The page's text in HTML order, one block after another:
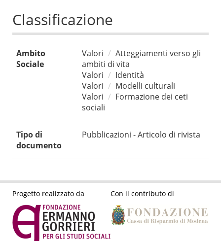
Classificazione
Ambito
Sociale
Valori
Atteggiamenti verso gli
ambiti di vita
Valori
Identità
Valori
Modelli culturali
Valori
Formazione dei ceti
sociali
Tipo di
documento
Pubblicazioni - Articolo di rivista
Progetto realizzato da Con il contributo di